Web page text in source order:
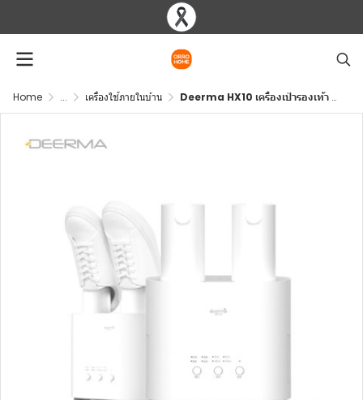
Home ... เครื่องใช้ภายในบ้าน Deerma HX10 เครื่องเป่ารองเท้า 4 โหมด โอโซนฆ่าเชื้อแบคทีเรีย